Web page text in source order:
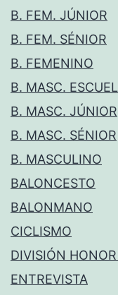
B. FEM. JÚNIOR
B. FEM. SÉNIOR
B. FEMENINO
B. MASC.
B. MASC. JÚNIOR
B. MASC. SÉNIOR
B. MASCULINO
BALONCESTO
BALONMANO
CICLISMO
DIVISIÓN
ENTREVISTA